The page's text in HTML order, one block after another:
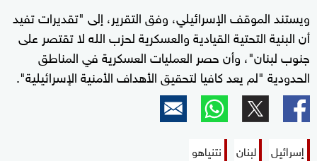
ويستند الموقف الإسرائيلي، وفق التقرير، إلى "تقديرات تفيد
أن البنية التحتية القيادية والعسكرية لحزب الله لا تقتصر على
جنوب لبنان"، وأن حصر العمليات العسكرية في المناطق
الحدودية "لم يعد كافيا لتحقيق الأهداف الأمنية الإسرائيلية".
إسرائيل لبنان نتنياهو